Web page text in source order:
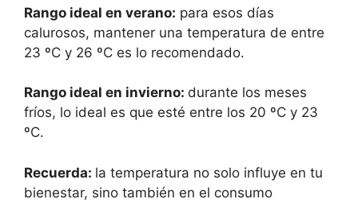
Rango ideal en verano: para esos días
calurosos, mantener una temperatura de entre
23 ºC y 26 ºC es lo recomendado.
Rango ideal en invierno: durante los meses
fríos, lo ideal es que esté entre los 20 ºC y 23
ºC.
Recuerda: la temperatura no solo influye en tu
bienestar, sino también en el consumo